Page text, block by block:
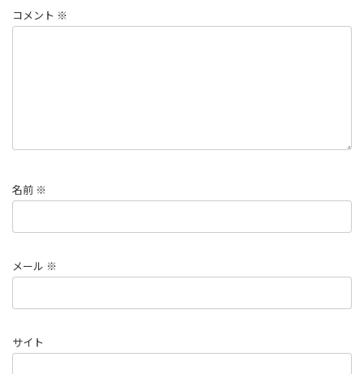
コメント ※
名前 ※
メール ※
サイト